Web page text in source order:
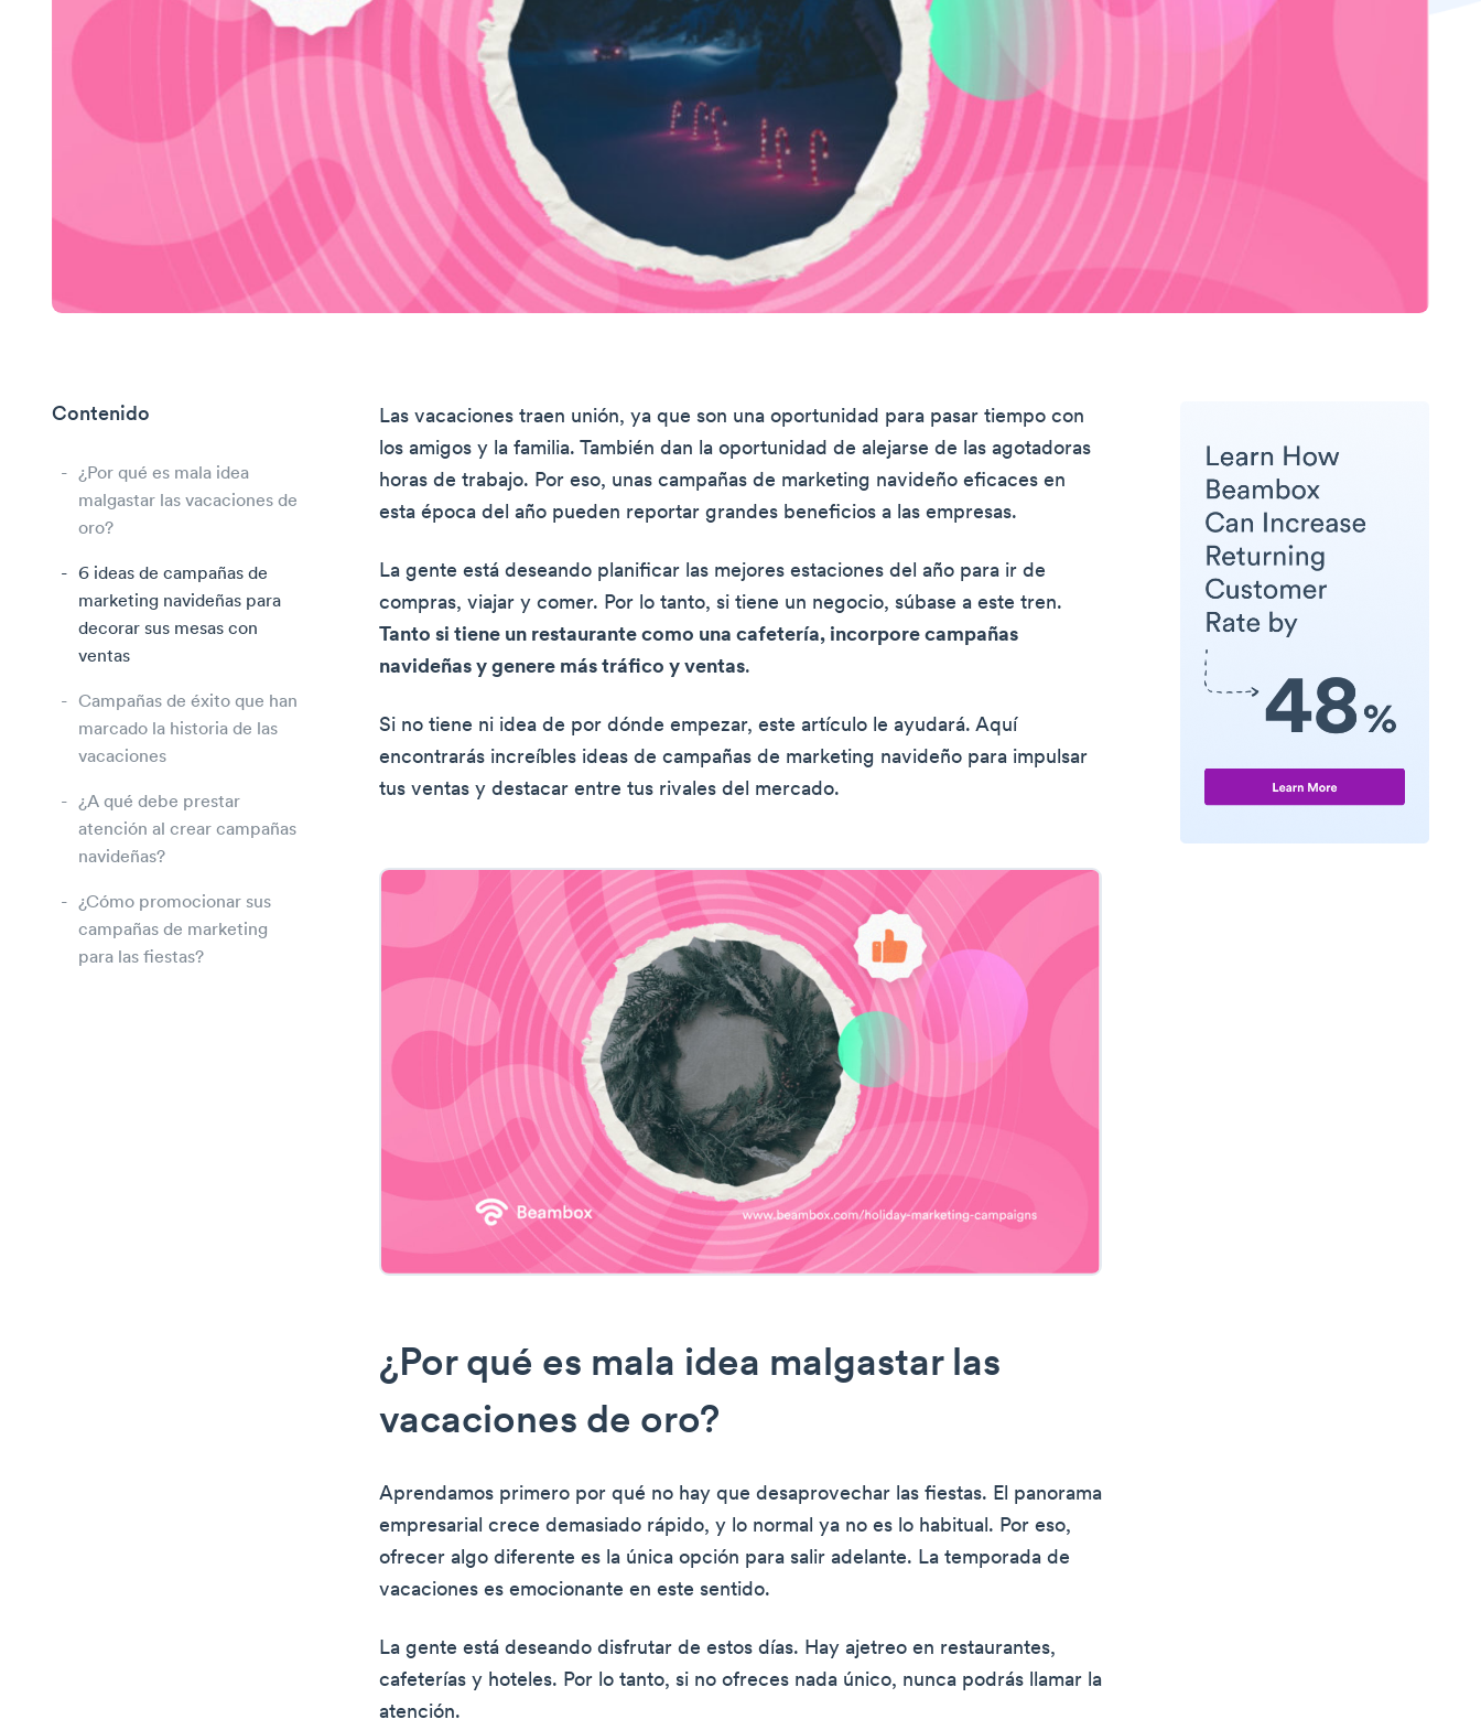
Contenido
¿Por qué es mala idea
malgastar las vacaciones de
oro?
6 ideas de campañas de
marketing navideñas para
decorar sus mesas con
ventas
Campañas de éxito que han
marcado la historia de las
vacaciones
¿A qué debe prestar
atención al crear campañas
navideñas?
¿Cómo promocionar sus
campañas de marketing
para las fiestas?
Las vacaciones traen unión, ya que son una oportunidad para pasar tiempo con
los amigos y la familia. También dan la oportunidad de alejarse de las agotadoras
horas de trabajo. Por eso, unas campañas de marketing navideño eficaces en
esta época del año pueden reportar grandes beneficios a las empresas.
La gente está deseando planificar las mejores estaciones del año para ir de
compras, viajar y comer. Por lo tanto, si tiene un negocio, súbase a este tren.
Tanto si tiene un restaurante como una cafetería, incorpore campañas
navideñas y genere más tráfico y ventas.
Si no tiene ni idea de por dónde empezar, este artículo le ayudará. Aquí
encontrarás increíbles ideas de campañas de marketing navideño para impulsar
tus ventas y destacar entre tus rivales del mercado.
¿Por qué es mala idea malgastar las
vacaciones de oro?
Aprendamos primero por qué no hay que desaprovechar las fiestas. El panorama
empresarial crece demasiado rápido, y lo normal ya no es lo habitual. Por eso,
ofrecer algo diferente es la única opción para salir adelante. La temporada de
vacaciones es emocionante en este sentido.
La gente está deseando disfrutar de estos días. Hay ajetreo en restaurantes,
cafeterías y hoteles. Por lo tanto, si no ofreces nada único, nunca podrás llamar la
atención.